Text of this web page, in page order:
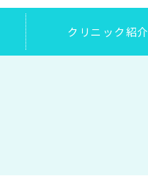
クリニック紹介